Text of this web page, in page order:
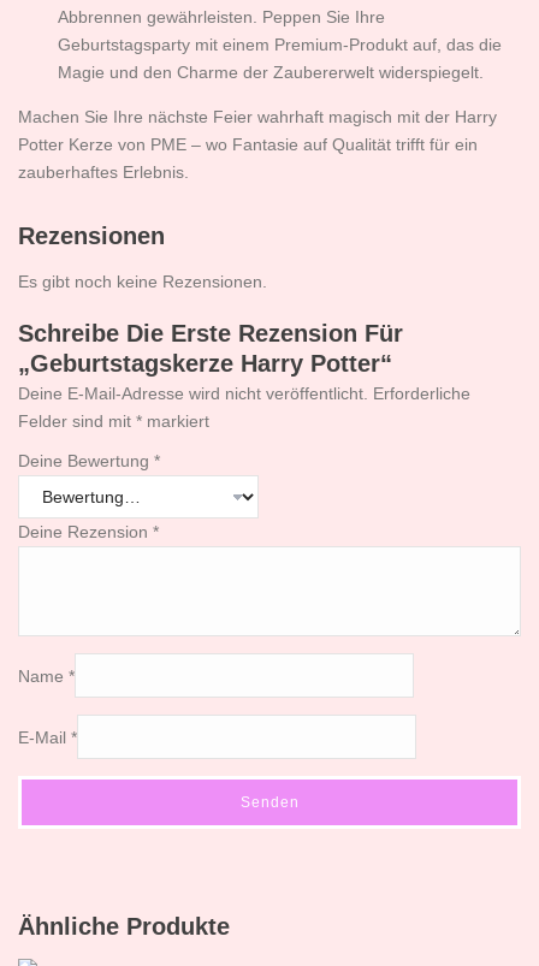
Abbrennen gewährleisten. Peppen Sie Ihre
Geburtstagsparty mit einem Premium-Produkt auf, das die
Magie und den Charme der Zaubererwelt widerspiegelt.
Machen Sie Ihre nächste Feier wahrhaft magisch mit der Harry
Potter Kerze von PME – wo Fantasie auf Qualität trifft für ein
zauberhaftes Erlebnis.
Rezensionen
Es gibt noch keine Rezensionen.
Schreibe Die Erste Rezension Für
„Geburtstagskerze Harry Potter“
Deine E-Mail-Adresse wird nicht veröffentlicht. Erforderliche
Felder sind mit * markiert
Deine Bewertung *
Deine Rezension *
Name *
E-Mail *
Ähnliche Produkte